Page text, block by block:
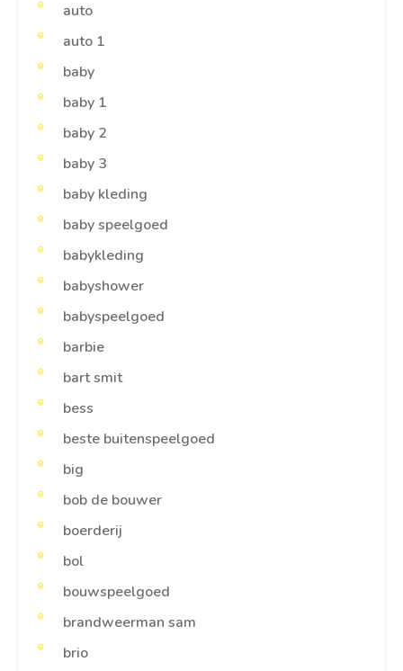
auto
auto 1
baby
baby 1
baby 2
baby 3
baby kleding
baby speelgoed
babykleding
babyshower
babyspeelgoed
barbie
bart smit
bess
beste buitenspeelgoed
big
bob de bouwer
boerderij
bol
bouwspeelgoed
brandweerman sam
brio